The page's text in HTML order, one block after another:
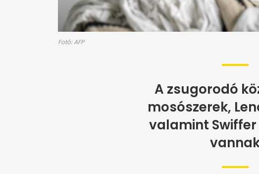
Fotó: AFP
A zsugorodó
mosószerek,
valamint